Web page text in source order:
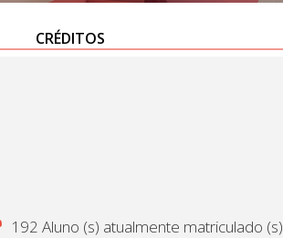
CRÉDITOS
192 Aluno (s) atualmente matriculado (s)